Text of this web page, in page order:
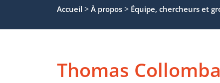
Accueil > À propos > Équipe, chercheurs et
Thomas